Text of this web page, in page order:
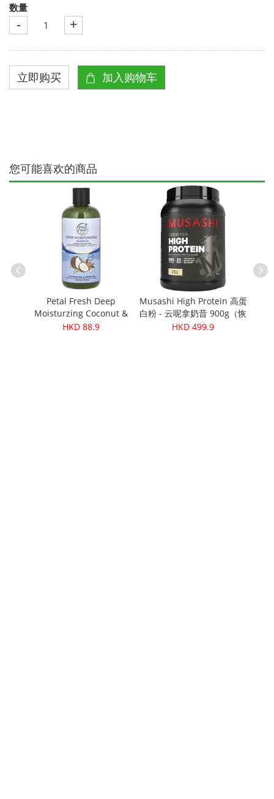
数量
- +
您可能喜欢的商品
Petal Fresh Deep
Moisturzing Coconut &
Argan Oil Shampoo 16oz
HKD 88.9
Musashi High Protein 高蛋
白粉 - 云呢拿奶昔 900g（恢
复）
HKD 499.9